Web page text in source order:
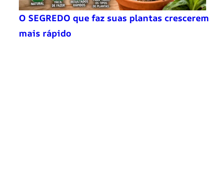
O SEGREDO que faz suas plantas crescerem
mais rápido